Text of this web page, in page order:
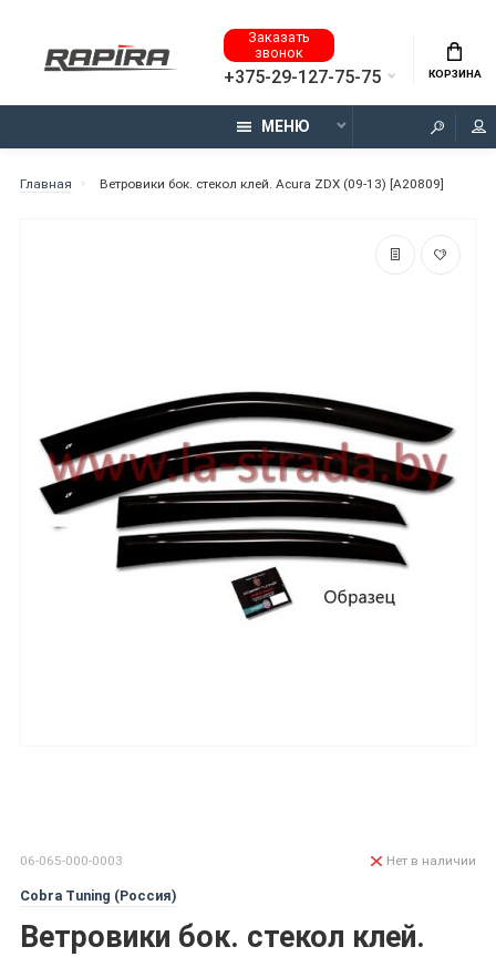
Заказать
звонок
+375-29-127-75-75 КОРЗИНА
МЕНЮ
Главная Ветровики бок. стекол клей. Acura ZDX (09-13) [A20809]
06-065-000-0003
Cobra Tuning (Россия)
Ветровики бок. стекол клей.
Нет в наличии